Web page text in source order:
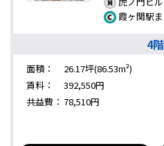
霞ヶ関駅
4階
面積：
26.17坪(86.53m²)
賃料：
392,550円
共益費： 78,510円